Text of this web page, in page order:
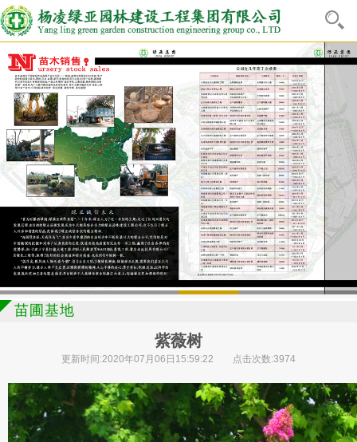
苗圃基地
紫薇树
更新时间:2020年07月06日15:59:22 点击次数:3974